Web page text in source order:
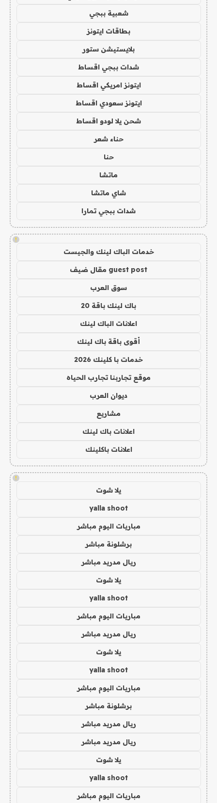
شعبية ببجي
بطاقات ايتونز
بلايستيشن ستور
شدات ببجي اقساط
ايتونز امريكي اقساط
ايتونز سعودي اقساط
شحن يلا لودو اقساط
حناء شعر
حنا
ماتشا
شاي ماتشا
شدات ببجي تمارا
!
خدمات الباك لينك والجيست
guest post مقال ضيف
سوق العرب
باك لينك باقة 20
اعلانات الباك لينك
أقوى باقة باك لينك
خدمات با كلينك 2026
موقع تجاربنا تجارب الحياه
ديوان العرب
مشاريع
اعلانات باك لينك
اعلانات باكلينك
!
يلا شوت
yalla shoot
مباريات اليوم مباشر
برشلونة مباشر
ريال مدريد مباشر
يلا شوت
yalla shoot
مباريات اليوم مباشر
ريال مدريد مباشر
يلا شوت
yalla shoot
مباريات اليوم مباشر
برشلونة مباشر
ريال مدريد مباشر
ريال مدريد مباشر
يلا شوت
yalla shoot
مباريات اليوم مباشر